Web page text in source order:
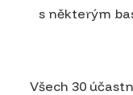
s některým
Všech 30